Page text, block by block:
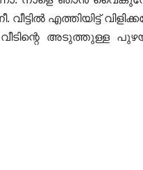
എത്തിയിട്ട്
അടുത്തുള്ള